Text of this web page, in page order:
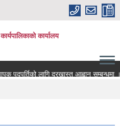
कार्यालय
पदपुर्तिको लागि दरखास्त आह्वान सम्बन्धमा ।